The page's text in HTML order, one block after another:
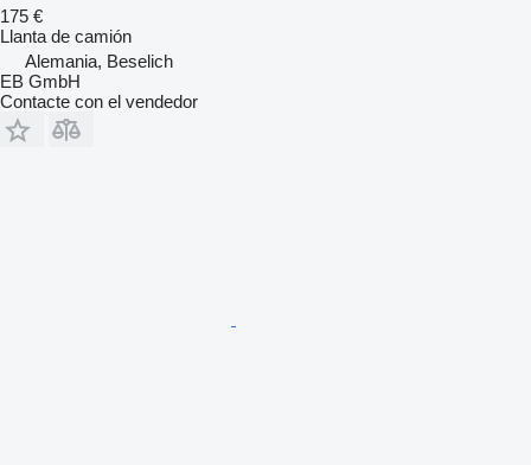
175 €
Llanta de camión
Alemania, Beselich
EB GmbH
Contacte con el vendedor